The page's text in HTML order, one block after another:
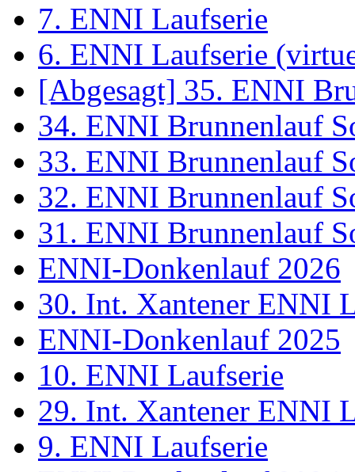
7. ENNI Laufserie
6. ENNI Laufserie
[Abgesagt] 35. ENNI
34. ENNI Brunnenlauf
33. ENNI Brunnenlauf
32. ENNI Brunnenlauf
31. ENNI Brunnenlauf
ENNI-Donkenlauf 2026
30. Int. Xantener ENNI
ENNI-Donkenlauf 2025
10. ENNI Laufserie
29. Int. Xantener ENNI
9. ENNI Laufserie